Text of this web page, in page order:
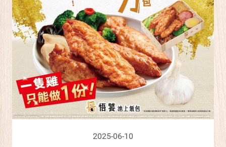
2025-06-10